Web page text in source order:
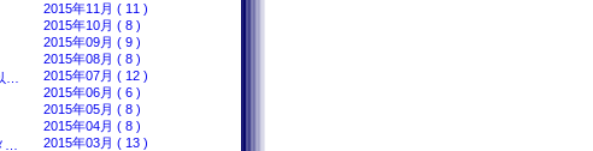
2015年11月 ( 11 )
2015年10月 ( 8 )
2015年09月 ( 9 )
2015年08月 ( 8 )
2015年07月 ( 12 )
2015年06月 ( 6 )
2015年05月 ( 8 )
2015年04月 ( 8 )
2015年03月 ( 13 )